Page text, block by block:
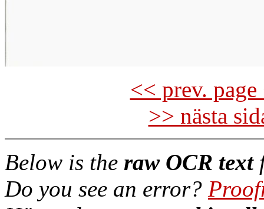
<< prev.
>> nästa
Below is the raw OCR text
Do you see an error?